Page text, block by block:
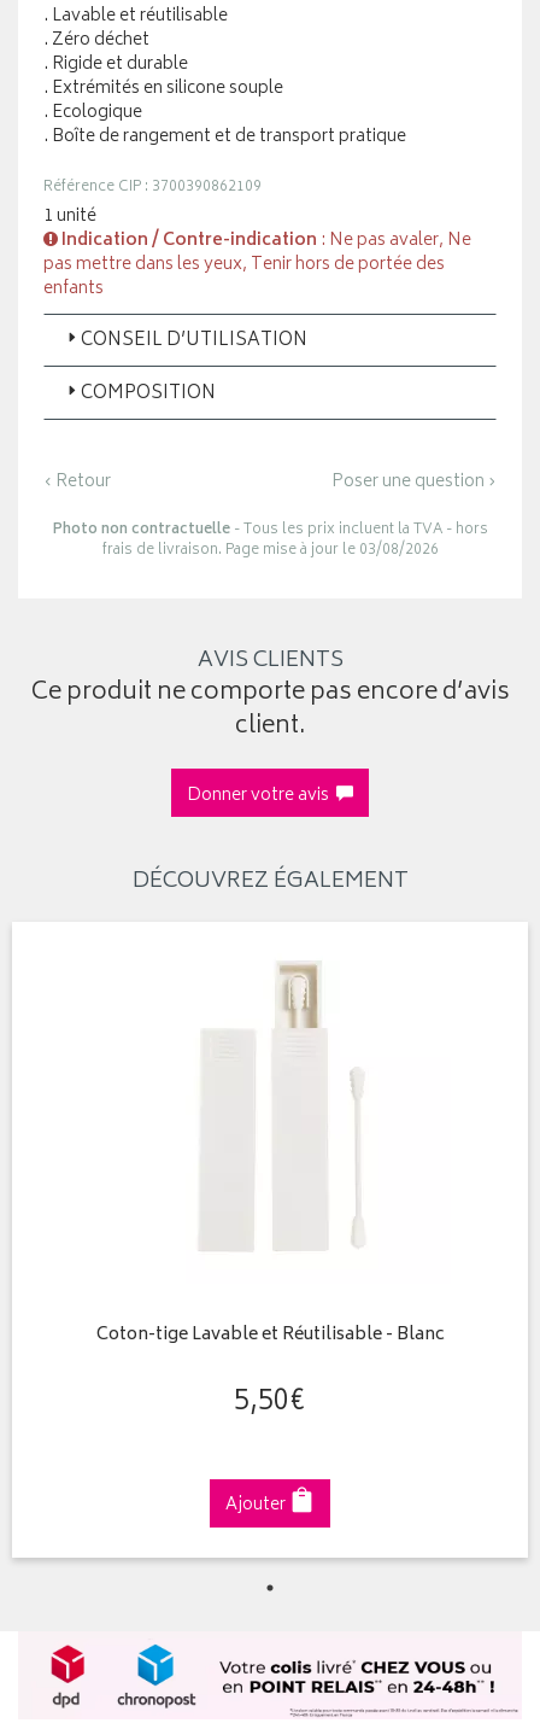
. Lavable et réutilisable
. Zéro déchet
. Rigide et durable
. Extrémités en silicone souple
. Ecologique
. Boîte de rangement et de transport pratique
Référence CIP : 3700390862109
1 unité
Indication / Contre-indication : Ne pas avaler, Ne
pas mettre dans les yeux, Tenir hors de portée des
enfants
CONSEIL D’UTILISATION
COMPOSITION
‹ Retour Poser une question ›
Photo non contractuelle- Tous les prix incluent la TVA - hors
frais de livraison. Page mise à jour le 03/08/2026
AVIS CLIENTS
Ce produit ne comporte pas encore d’avis
client.
Donner votre avis
DÉCOUVREZ ÉGALEMENT
Coton-tige Lavable et Réutilisable - Blanc
5,50€
Ajouter